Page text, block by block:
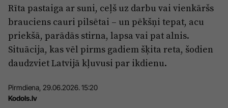
Politika
Pašvaldības
Izglītība
Veselība
Ģimene
Viedokļi
Dzīve un ticība
Ekonomika
Krimināli
Rīta pastaiga ar suni, ceļš uz darbu vai vienkāršs
brauciens cauri pilsētai – un pēkšņi tepat, acu
priekšā, parādās stirna, lapsa vai pat alnis.
Situācija, kas vēl pirms gadiem šķita reta, šodien
daudzviet Latvijā kļuvusi par ikdienu.
Pirmdiena, 29.06.2026. 15:20
Kodols.lv